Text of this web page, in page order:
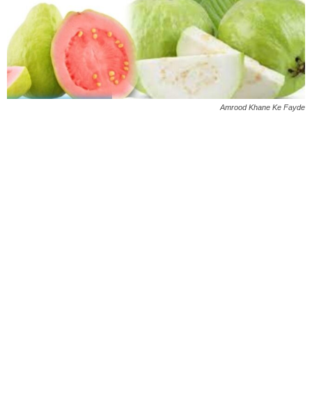
Amrood Khane Ke Fayde